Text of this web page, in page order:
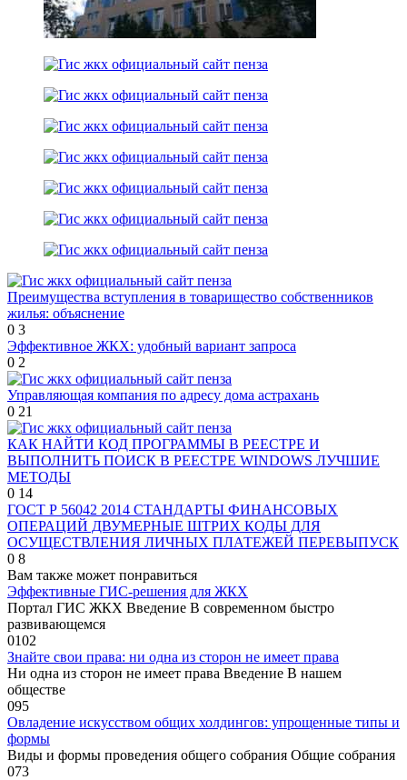
Преимущества вступления в товарищество собственников
жилья: объяснение
0 3
Эффективное ЖКХ: удобный вариант запроса
0 2
Управляющая компания по адресу дома астрахань
0 21
КАК НАЙТИ КОД ПРОГРАММЫ В РЕЕСТРЕ И
ВЫПОЛНИТЬ ПОИСК В РЕЕСТРЕ WINDOWS ЛУЧШИЕ
МЕТОДЫ
0 14
ГОСТ Р 56042 2014 СТАНДАРТЫ ФИНАНСОВЫХ
ОПЕРАЦИЙ ДВУМЕРНЫЕ ШТРИХ КОДЫ ДЛЯ
ОСУЩЕСТВЛЕНИЯ ЛИЧНЫХ ПЛАТЕЖЕЙ ПЕРЕВЫПУСК
0 8
Вам также может понравиться
Эффективные ГИС-решения для ЖКХ
Портал ГИС ЖКХ Введение В современном быстро
развивающемся
0102
Знайте свои права: ни одна из сторон не имеет права
Ни одна из сторон не имеет права Введение В нашем
обществе
095
Овладение искусством общих холдингов: упрощенные типы и
формы
Виды и формы проведения общего собрания Общие собрания
073